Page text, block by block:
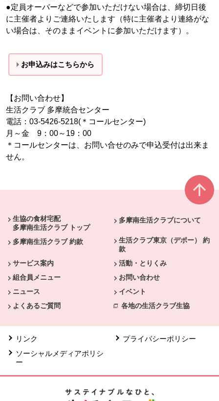
●定員オーバーなどで参加いただけない場合は、締切日後
に主催者よりご連絡いたします（特に主催者より連絡がな
い場合は、そのままイベントに参加いただけます）。
お申込みはこちらから
【お問い合わせ】
生活クラブ 多摩統合センター
電話：03-5426-5218(＊コールセンター)
月～金 9：00～19：00
＊コールセンターは、お問い合せのみで申込受付は出来ま
せん。
生協の食材宅配
多摩南生活クラブ トップ
多摩南生活クラブについて
多摩南生活クラブ 約款
生活クラブ東京（デポー） 約
款
サービス案内
活動・とりくみ
組合員メニュー
お問い合わせ
ニュース
イベント
よくあるご質問
各地の生活クラブ生協
リンク
プライバシーポリシー
ソーシャルメディアポリシ
ー